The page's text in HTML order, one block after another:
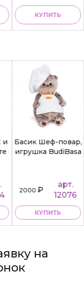
КУПИТЬ
и
Басик Шеф-повар,
игрушка BudiBasa
2000₽
арт.
12076
КУПИТЬ
на